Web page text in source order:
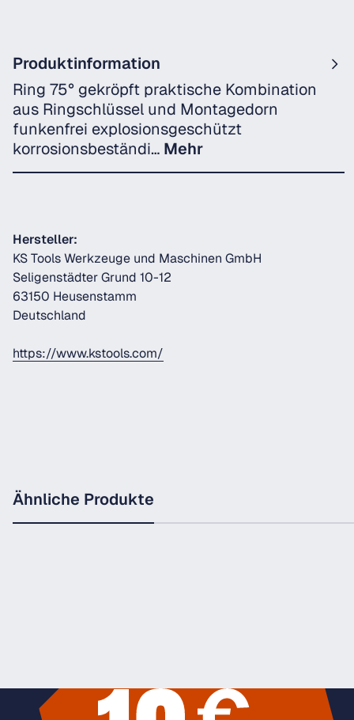
Produktinformation
Ring 75° gekröpft praktische Kombination
aus Ringschlüssel und Montagedorn
funkenfrei explosionsgeschützt
korrosionsbeständi… Mehr
Hersteller:
KS Tools Werkzeuge und Maschinen GmbH
Seligenstädter Grund 10-12
63150 Heusenstamm
Deutschland
https://www.kstools.com/
Ähnliche Produkte